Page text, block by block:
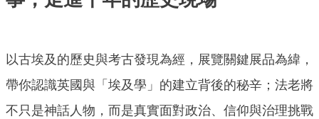
以古埃及的歷史與考古發現為經，展覽關鍵展品為緯，
帶你認識英國與「埃及學」的建立背後的秘辛；法老將
不只是神話人物，而是真實面對政治、信仰與治理挑戰